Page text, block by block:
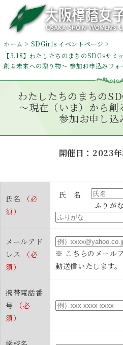
ホーム
SDGirls イベントページ
【3.18】わたしたちのまちのSDGsサ
創る未来への贈り物～ 参加お申込みフォ
わたしたちのまちの
～現在（いま）から
参加お申し込
開催日：2023
氏名
（必
須）
氏 名
ふりがな
メールアド
レス
（必
須）
※ こちらのメール
動送信いたします。
携帯電話番
号
（必
須）